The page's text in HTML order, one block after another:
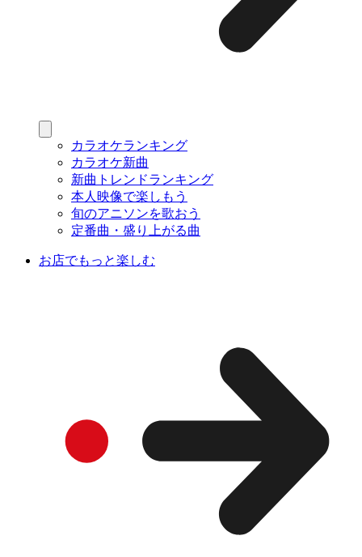
カラオケランキング
カラオケ新曲
新曲トレンドランキング
本人映像で楽しもう
旬のアニソンを歌おう
定番曲・盛り上がる曲
お店でもっと楽しむ